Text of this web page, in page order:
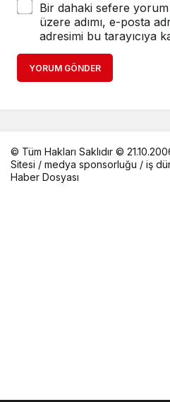
Bir dahaki sefere yorum
üzere adımı, e-posta
adresimi bu tarayıcıya
YORUM GÖNDER
© Tüm Hakları Saklıdır ©
Sitesi / medya sponsorluğu / iş
Haber Dosyası